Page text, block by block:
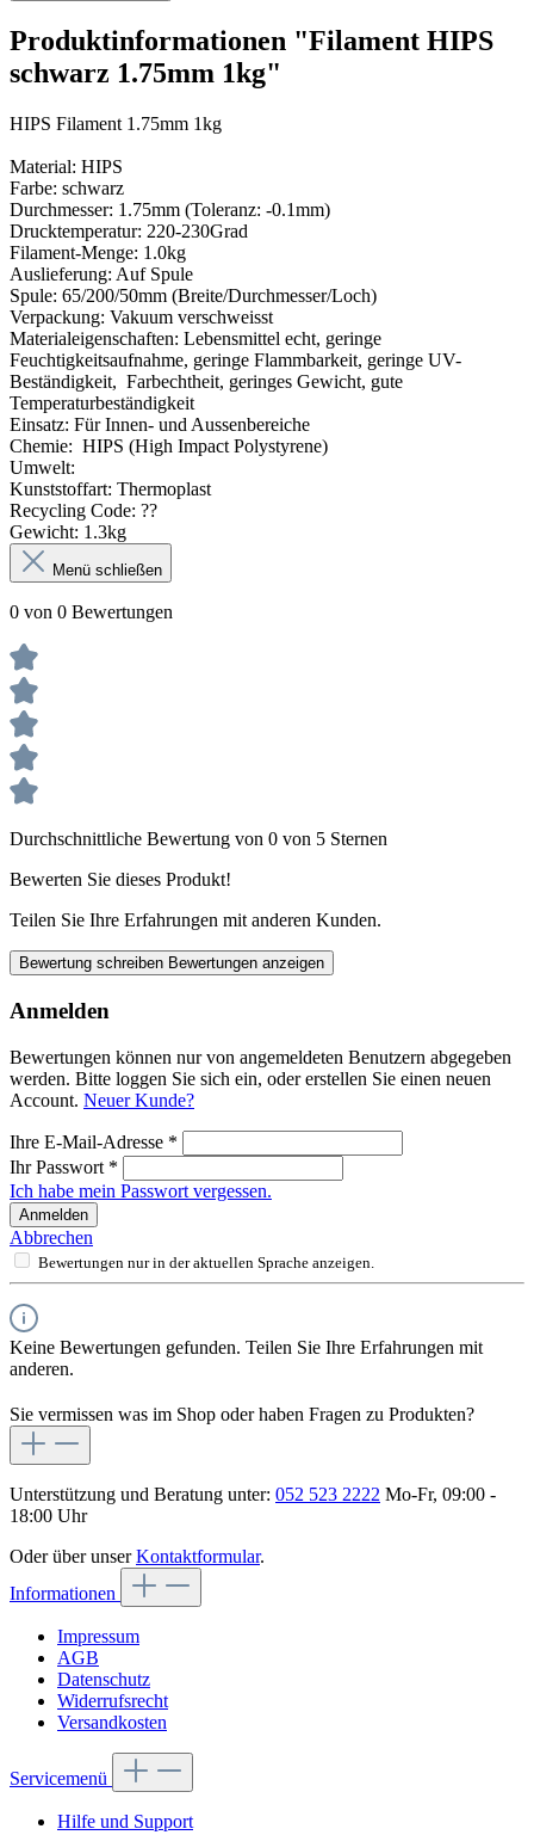
Produktinformationen "Filament HIPS
schwarz 1.75mm 1kg"
HIPS Filament 1.75mm 1kg
Material: HIPS
Farbe: schwarz
Durchmesser: 1.75mm (Toleranz: -0.1mm)
Drucktemperatur: 220-230Grad
Filament-Menge: 1.0kg
Auslieferung: Auf Spule
Spule: 65/200/50mm (Breite/Durchmesser/Loch)
Verpackung: Vakuum verschweisst
Materialeigenschaften: Lebensmittel echt, geringe
Feuchtigkeitsaufnahme, geringe Flammbarkeit, geringe UV-
Beständigkeit, Farbechtheit, geringes Gewicht, gute
Temperaturbeständigkeit
Einsatz: Für Innen- und Aussenbereiche
Chemie: HIPS (High Impact Polystyrene)
Umwelt:
Kunststoffart: Thermoplast
Recycling Code: ??
Gewicht: 1.3kg
Menü schließen
0 von 0 Bewertungen
Durchschnittliche Bewertung von 0 von 5 Sternen
Bewerten Sie dieses Produkt!
Teilen Sie Ihre Erfahrungen mit anderen Kunden.
Bewertung schreiben Bewertungen anzeigen
Anmelden
Bewertungen können nur von angemeldeten Benutzern abgegeben
werden. Bitte loggen Sie sich ein, oder erstellen Sie einen neuen
Account. Neuer Kunde?
Ihre E-Mail-Adresse *
Ihr Passwort *
Ich habe mein Passwort vergessen.
Anmelden
Abbrechen
Bewertungen nur in der aktuellen Sprache anzeigen.
Keine Bewertungen gefunden. Teilen Sie Ihre Erfahrungen mit
anderen.
Sie vermissen was im Shop oder haben Fragen zu Produkten?
Unterstützung und Beratung unter: 052 523 2222 Mo-Fr, 09:00 -
18:00 Uhr
Oder über unserKontaktformular.
Informationen
Impressum
AGB
Datenschutz
Widerrufsrecht
Versandkosten
Servicemenü
Hilfe und Support